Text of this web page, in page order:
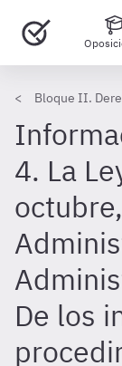
Bloque II.
4. La
De los